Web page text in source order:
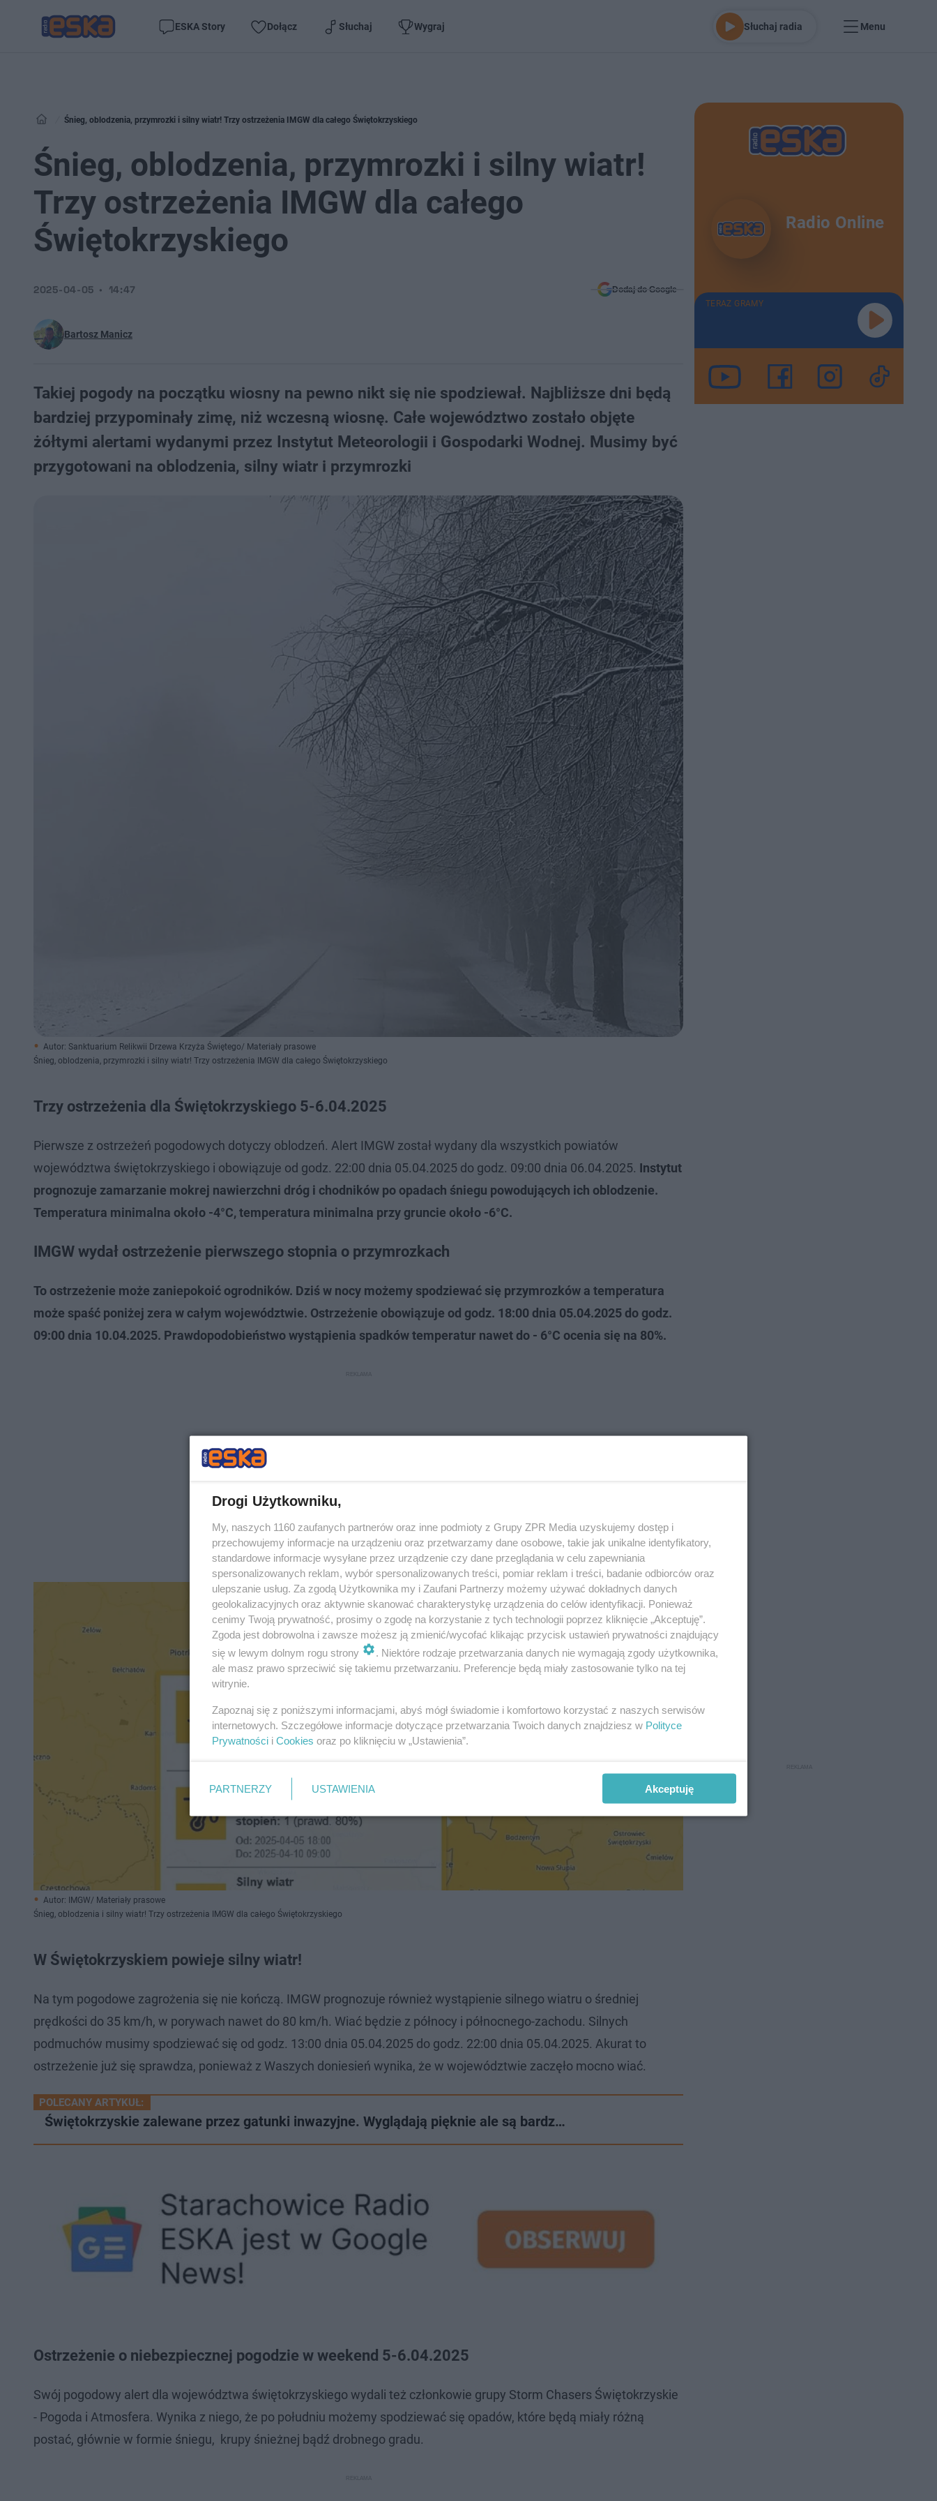
ESKA Story Dołącz Słuchaj Wygraj Słuchaj radia Menu
Śnieg, oblodzenia, przymrozki i silny wiatr! Trzy ostrzeżenia IMGW dla całego Świętokrzyskiego
Śnieg, oblodzenia, przymrozki i silny wiatr!
Trzy ostrzeżenia IMGW dla całego
Świętokrzyskiego
Bartosz Manicz
2025-04-05 14:47 Dodaj do Google
Takiej pogody na początku wiosny na pewno nikt się nie spodziewał. Najbliższe dni będą
bardziej przypominały zimę, niż wczesną wiosnę. Całe województwo zostało objęte
żółtymi alertami wydanymi przez Instytut Meteorologii i Gospodarki Wodnej. Musimy być
przygotowani na oblodzenia, silny wiatr i przymrozki
Autor: Sanktuarium Relikwii Drzewa Krzyża Świętego/ Materiały prasowe
Śnieg, oblodzenia, przymrozki i silny wiatr! Trzy ostrzeżenia IMGW dla całego Świętokrzyskiego
Trzy ostrzeżenia dla Świętokrzyskiego 5-6.04.2025
Pierwsze z ostrzeżeń pogodowych dotyczy oblodzeń. Alert IMGW został wydany dla wszystkich powiatów
województwa świętokrzyskiego i obowiązuje od godz. 22:00 dnia 05.04.2025 do godz. 09:00 dnia 06.04.2025. Instytut
prognozuje zamarzanie mokrej nawierzchni dróg i chodników po opadach śniegu powodujących ich oblodzenie.
Temperatura minimalna około -4°C, temperatura minimalna przy gruncie około -6°C.
IMGW wydał ostrzeżenie pierwszego stopnia o przymrozkach
To ostrzeżenie może zaniepokoić ogrodników. Dziś w nocy możemy spodziewać się przymrozków a temperatura
może spaść poniżej zera w całym województwie. Ostrzeżenie obowiązuje od godz. 18:00 dnia 05.04.2025 do godz.
09:00 dnia 10.04.2025. Prawdopodobieństwo wystąpienia spadków temperatur nawet do - 6°C ocenia się na 80%.
Autor: IMGW/ Materiały prasowe
Śnieg, oblodzenia i silny wiatr! Trzy ostrzeżenia IMGW dla całego Świętokrzyskiego
W Świętokrzyskiem powieje silny wiatr!
Na tym pogodowe zagrożenia się nie kończą. IMGW prognozuje również wystąpienie silnego wiatru o średniej
prędkości do 35 km/h, w porywach nawet do 80 km/h. Wiać będzie z północy i północnego-zachodu. Silnych
podmuchów musimy spodziewać się od godz. 13:00 dnia 05.04.2025 do godz. 22:00 dnia 05.04.2025. Akurat to
ostrzeżenie już się sprawdza, ponieważ z Waszych doniesień wynika, że w województwie zaczęło mocno wiać.
POLECANY ARTYKUŁ:
Świętokrzyskie zalewane przez gatunki inwazyjne. Wyglądają pięknie ale są bardz…
Ostrzeżenie o niebezpiecznej pogodzie w weekend 5-6.04.2025
Swój pogodowy alert dla województwa świętokrzyskiego wydali też członkowie grupy Storm Chasers Świętokrzyskie
- Pogoda i Atmosfera. Wynika z niego, że po południu możemy spodziewać się opadów, które będą miały różną
postać, głównie w formie śniegu, krupy śnieżnej bądź drobnego gradu.
Radio Online
TERAZ GRAMY
Drogi Użytkowniku,
My, naszych 1160 zaufanych partnerów oraz inne podmioty z Grupy ZPR Media uzyskujemy dostęp i
przechowujemy informacje na urządzeniu oraz przetwarzamy dane osobowe, takie jak unikalne identyfikatory,
standardowe informacje wysyłane przez urządzenie czy dane przeglądania w celu zapewniania
spersonalizowanych reklam, wybór spersonalizowanych treści, pomiar reklam i treści, badanie odbiorców oraz
ulepszanie usług. Za zgodą Użytkownika my i Zaufani Partnerzy możemy używać dokładnych danych
geolokalizacyjnych oraz aktywnie skanować charakterystykę urządzenia do celów identyfikacji. Ponieważ
cenimy Twoją prywatność, prosimy o zgodę na korzystanie z tych technologii poprzez kliknięcie „Akceptuję”.
Zgoda jest dobrowolna i zawsze możesz ją zmienić/wycofać klikając przycisk ustawień prywatności znajdujący
się w lewym dolnym rogu strony
. Niektóre rodzaje przetwarzania danych nie wymagają zgody użytkownika,
ale masz prawo sprzeciwić się takiemu przetwarzaniu. Preferencje będą miały zastosowanie tylko na tej
witrynie.
Zapoznaj się z poniższymi informacjami, abyś mógł świadomie i komfortowo korzystać z naszych serwisów
internetowych. Szczegółowe informacje dotyczące przetwarzania Twoich danych znajdziesz w Polityce
Prywatności i Cookies oraz po kliknięciu w „Ustawienia”.
PARTNERZY USTAWIENIA Akceptuję